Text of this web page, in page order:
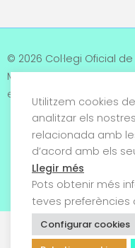
© 2026 Col·legi Oficial de
Metges de Tarragona.
els drets reservats
Utilitzem cookies
analitzar els
relacionada amb
d’acord amb els
Llegir més
Pots obtenir més
teves preferències
Configurar cookies